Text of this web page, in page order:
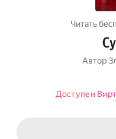
Читать
Автор
Доступен